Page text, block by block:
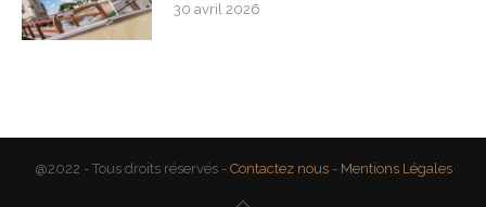
30 avril 2026
@2022 - Tous droits réservés - Contactez nous- Mentions Légales